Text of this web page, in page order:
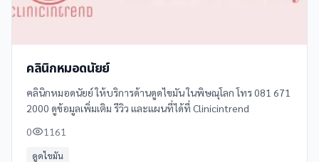
คลินิกหมอดนัยย์
คลินิกหมอดนัยย์ ให้บริการด้านดูดไขมัน ในพิษณุโลก โทร 081 671
2000 ดูข้อมูลเพิ่มเติม รีวิว และแผนที่ได้ที่ Clinicintrend
0
1161
ดูดไขมัน